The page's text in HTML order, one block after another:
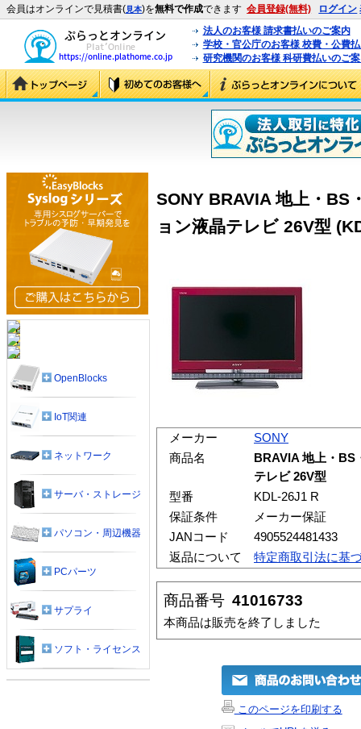
会員はオンラインで見積書(見本)を無料で作成できます 会員登録(無料) ログイン
法人のお客様 請求書払いのご案内
学校・官公庁のお客様 校費・公費
研究機関のお客様 科研費払いのご
SONY BRAVIA 地上・BS
ョン液晶テレビ 26V型
メーカー
SONY
商品名
BRAVIA 地上・BS
テレビ 26V型
型番
KDL-26J1 R
保証条件
メーカー保証
JANコード
4905524481433
返品について
特定商取引法に基
商品番号 41016733
本商品は販売を終了しました
このページを印刷する
OpenBlocks
IoT関連
ネットワーク
サーバ・ストレージ
パソコン・周辺機器
PCパーツ
サプライ
ソフト・ライセンス